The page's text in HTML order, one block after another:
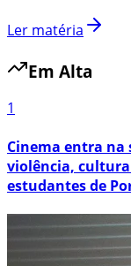
Ler matéria
Em Alta
1
Cinema entra na
violência,
estudantes de